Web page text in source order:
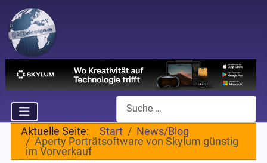
Suchen
Aktuelle Seite: Start
News/Blog
Aperty Porträtsoftware von Skylum günstig
im Vorverkauf